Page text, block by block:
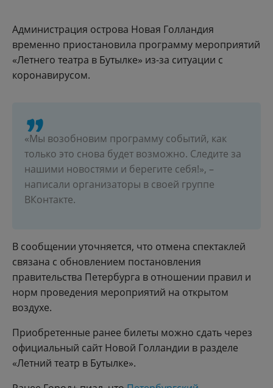
Администрация острова Новая Голландия
временно приостановила программу мероприятий
«Летнего театра в Бутылке» из-за ситуации с
коронавирусом.
«Мы возобновим программу событий, как
только это снова будет возможно. Следите за
нашими новостями и берегите себя!», –
написали организаторы в своей группе
ВКонтакте.
В сообщении уточняется, что отмена спектаклей
связана с обновлением постановления
правительства Петербурга в отношении правил и
норм проведения мероприятий на открытом
воздухе.
Приобретенные ранее билеты можно сдать через
официальный сайт Новой Голландии в разделе
«Летний театр в Бутылке».